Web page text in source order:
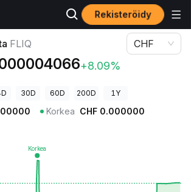
Rekisteröidy
FLIQ
+8.09%
CHF
30D 60D 200D 1Y
Korkea CHF 0.000000